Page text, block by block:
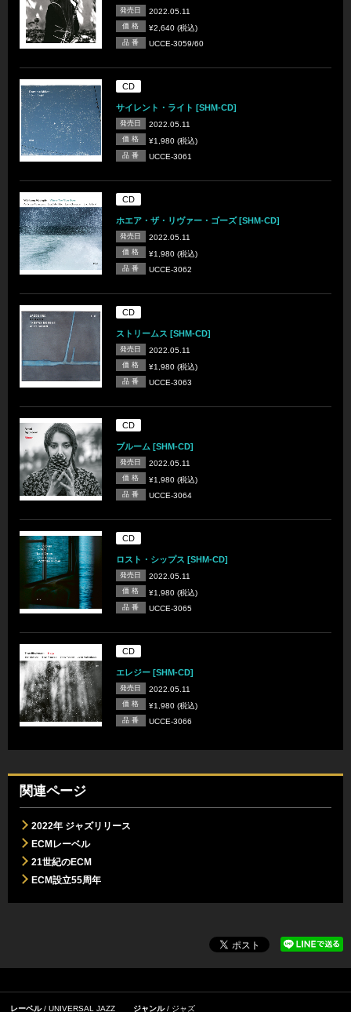
発売日 2022.05.11
価 格 ¥2,640 (税込)
品 番 UCCE-3059/60
CD
サイレント・ライト [SHM-CD]
発売日 2022.05.11
価 格 ¥1,980 (税込)
品 番 UCCE-3061
CD
ホエア・ザ・リヴァー・ゴーズ [SHM-CD]
発売日 2022.05.11
価 格 ¥1,980 (税込)
品 番 UCCE-3062
CD
ストリームス [SHM-CD]
発売日 2022.05.11
価 格 ¥1,980 (税込)
品 番 UCCE-3063
CD
ブルーム [SHM-CD]
発売日 2022.05.11
価 格 ¥1,980 (税込)
品 番 UCCE-3064
CD
ロスト・シップス [SHM-CD]
発売日 2022.05.11
価 格 ¥1,980 (税込)
品 番 UCCE-3065
CD
エレジー [SHM-CD]
発売日 2022.05.11
価 格 ¥1,980 (税込)
品 番 UCCE-3066
関連ページ
2022年 ジャズリリース
ECMレーベル
21世紀のECM
ECM設立55周年
レーベル UNIVERSAL JAZZ ジャンル ジャズ